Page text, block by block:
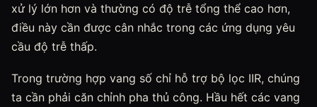
xử lý lớn hơn và thường có độ trễ tổng thể cao hơn,
điều này cần được cân nhắc trong các ứng dụng yêu
cầu độ trễ thấp.
Trong trường hợp vang số chỉ hỗ trợ bộ lọc IIR, chúng
ta cần phải căn chỉnh pha thủ công. Hầu hết các vang